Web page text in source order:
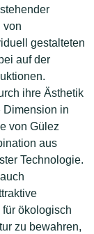
von
gestalteten
auf der
ihre Ästhetik
Dimension in
von Gülez
aus
Technologie.
ökologisch
zu bewahren,